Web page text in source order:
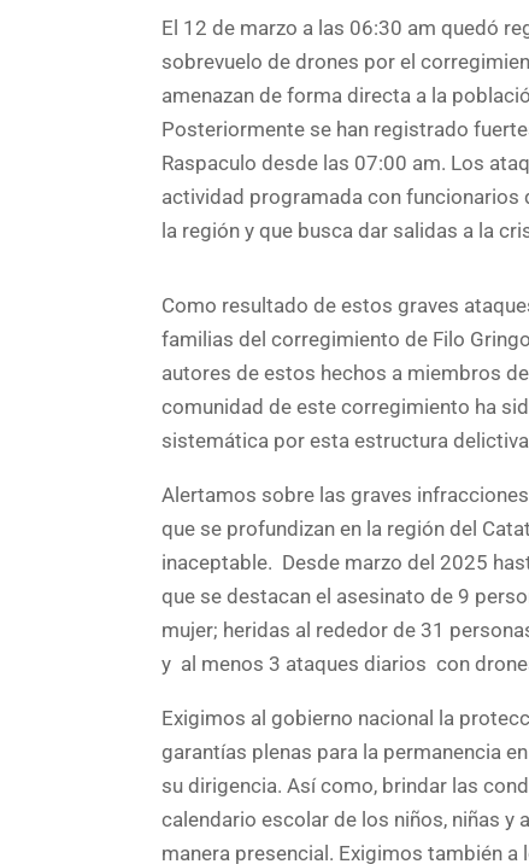
El 12 de marzo a las 06:30 am quedó
sobrevuelo de drones por el
amenazan de forma directa a la
Posteriormente se han registrado
Raspaculo desde las 07:00 am. Los
actividad programada con funcionarios
la región y que busca dar salidas a la
Como resultado de estos graves
familias del corregimiento de Filo
autores de estos hechos a miembros
comunidad de este corregimiento ha
sistemática por esta estructura
Alertamos sobre las graves
que se profundizan en la región del
inaceptable. Desde marzo del 2025
que se destacan el asesinato de 9
mujer; heridas al rededor de 31
y al menos 3 ataques diarios con
Exigimos al gobierno nacional la
garantías plenas para la permanencia
su dirigencia. Así como, brindar las
calendario escolar de los niños, niñas y
manera presencial. Exigimos también